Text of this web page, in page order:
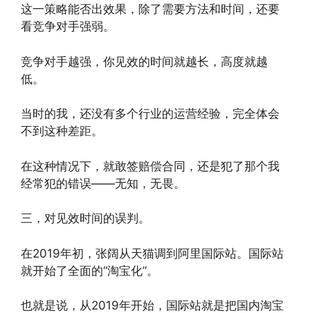
这一策略能否出效果，除了需要方法和时间，还要
看竞争对手强弱。
竞争对手越强，你见效的时间就越长，高度就越
低。
当时的我，还没有多个行业的运营经验，完全体会
不到这种差距。
在这种情况下，就敢签赔偿合同，还是犯了那个我
经常犯的错误——无知，无畏。
三，对见效时间的误判。
在2019年初，张阔从天猫调到阿里国际站。国际站
就开始了全面的“淘宝化”。
也就是说，从2019年开始，国际站就是把国内淘宝